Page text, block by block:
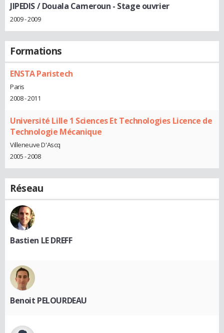
JIPEDIS / Douala Cameroun - Stage ouvrier
2009 - 2009
Formations
ENSTA Paristech
Paris
2008 - 2011
Université Lille 1 Sciences Et Technologies Licence de
Technologie Mécanique
Villeneuve D'Ascq
2005 - 2008
Réseau
Bastien LE DREFF
Benoit PELOURDEAU